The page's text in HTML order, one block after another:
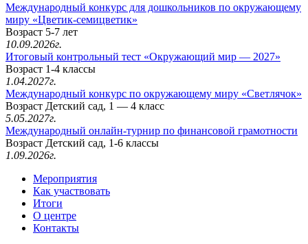
Международный конкурс для дошкольников по окружающему
миру «Цветик-семицветик»
Возраст 5-7 лет
10.09.2026г.
Итоговый контрольный тест «Окружающий мир — 2027»
Возраст 1-4 классы
1.04.2027г.
Международный конкурс по окружающему миру «Светлячок»
Возраст Детский сад, 1 — 4 класс
5.05.2027г.
Международный онлайн-турнир по финансовой грамотности
Возраст Детский сад, 1-6 классы
1.09.2026г.
Мероприятия
Как участвовать
Итоги
О центре
Контакты